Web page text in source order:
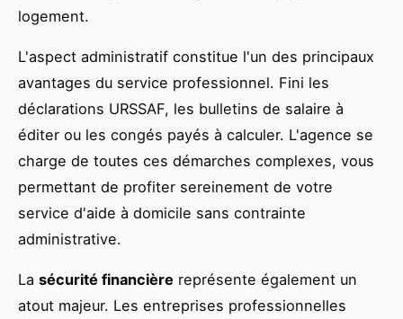
logement.
L'aspect administratif constitue l'un des principaux
avantages du service professionnel. Fini les
déclarations URSSAF, les bulletins de salaire à
éditer ou les congés payés à calculer. L'agence se
charge de toutes ces démarches complexes, vous
permettant de profiter sereinement de votre
service d'aide à domicile sans contrainte
administrative.
La sécurité financière représente également un
atout majeur. Les entreprises professionnelles